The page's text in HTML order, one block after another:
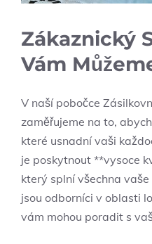
Zákaznický
Vám
V naší pobočce
zaměřujeme na to,
které usnadní vaši
je poskytnout **vysoce
který splní všechna
jsou odborníci v oblasti
vám mohou poradit s